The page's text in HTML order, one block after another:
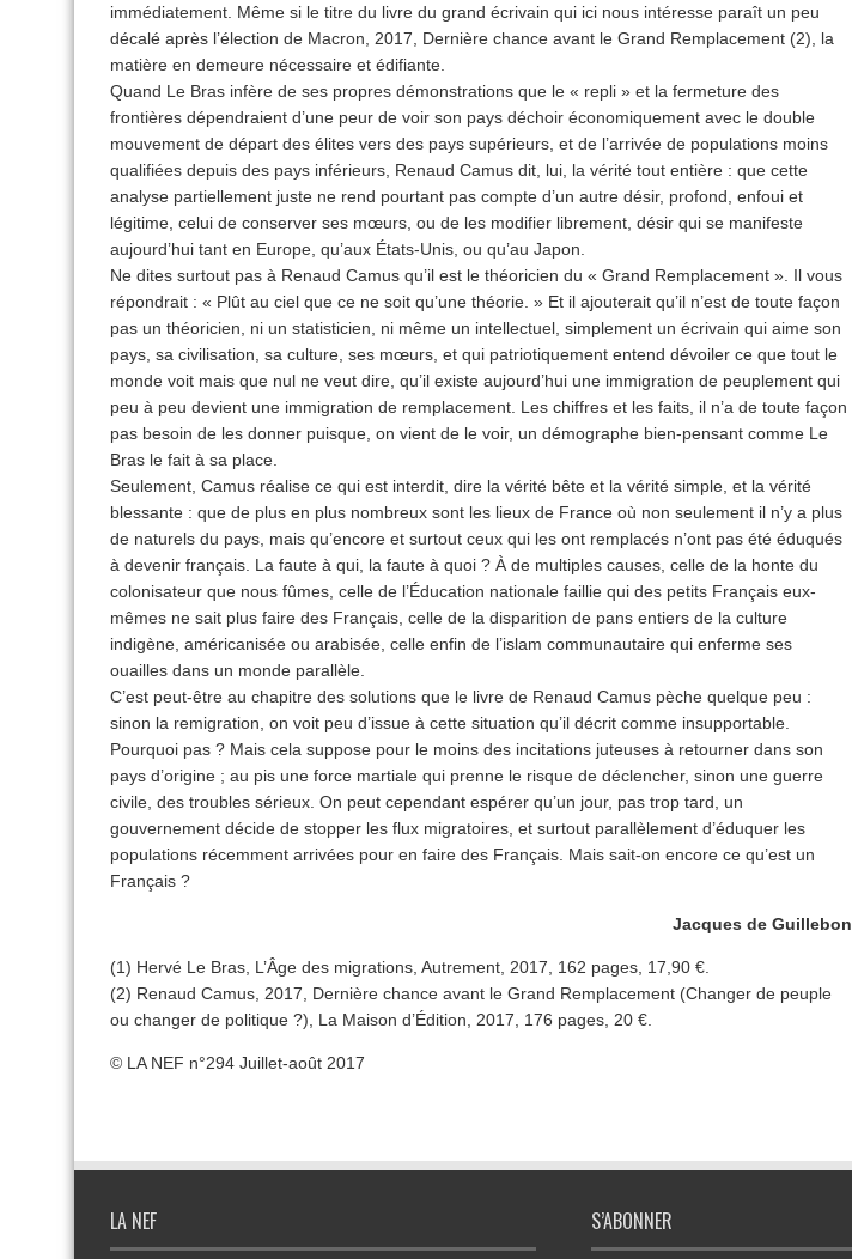
immédiatement. Même si le titre du livre du grand écrivain qui ici nous intéresse paraît un peu
décalé après l’élection de Macron, 2017, Dernière chance avant le Grand Remplacement (2), la
matière en demeure nécessaire et édifiante.
Quand Le Bras infère de ses propres démonstrations que le « repli » et la fermeture des
frontières dépendraient d’une peur de voir son pays déchoir économiquement avec le double
mouvement de départ des élites vers des pays supérieurs, et de l’arrivée de populations moins
qualifiées depuis des pays inférieurs, Renaud Camus dit, lui, la vérité tout entière : que cette
analyse partiellement juste ne rend pourtant pas compte d’un autre désir, profond, enfoui et
légitime, celui de conserver ses mœurs, ou de les modifier librement, désir qui se manifeste
aujourd’hui tant en Europe, qu’aux États-Unis, ou qu’au Japon.
Ne dites surtout pas à Renaud Camus qu’il est le théoricien du « Grand Remplacement ». Il vous
répondrait : « Plût au ciel que ce ne soit qu’une théorie. » Et il ajouterait qu’il n’est de toute façon
pas un théoricien, ni un statisticien, ni même un intellectuel, simplement un écrivain qui aime son
pays, sa civilisation, sa culture, ses mœurs, et qui patriotiquement entend dévoiler ce que tout le
monde voit mais que nul ne veut dire, qu’il existe aujourd’hui une immigration de peuplement qui
peu à peu devient une immigration de remplacement. Les chiffres et les faits, il n’a de toute façon
pas besoin de les donner puisque, on vient de le voir, un démographe bien-pensant comme Le
Bras le fait à sa place.
Seulement, Camus réalise ce qui est interdit, dire la vérité bête et la vérité simple, et la vérité
blessante : que de plus en plus nombreux sont les lieux de France où non seulement il n’y a plus
de naturels du pays, mais qu’encore et surtout ceux qui les ont remplacés n’ont pas été éduqués
à devenir français. La faute à qui, la faute à quoi ? À de multiples causes, celle de la honte du
colonisateur que nous fûmes, celle de l’Éducation nationale faillie qui des petits Français eux-
mêmes ne sait plus faire des Français, celle de la disparition de pans entiers de la culture
indigène, américanisée ou arabisée, celle enfin de l’islam communautaire qui enferme ses
ouailles dans un monde parallèle.
C’est peut-être au chapitre des solutions que le livre de Renaud Camus pèche quelque peu :
sinon la remigration, on voit peu d’issue à cette situation qu’il décrit comme insupportable.
Pourquoi pas ? Mais cela suppose pour le moins des incitations juteuses à retourner dans son
pays d’origine ; au pis une force martiale qui prenne le risque de déclencher, sinon une guerre
civile, des troubles sérieux. On peut cependant espérer qu’un jour, pas trop tard, un
gouvernement décide de stopper les flux migratoires, et surtout parallèlement d’éduquer les
populations récemment arrivées pour en faire des Français. Mais sait-on encore ce qu’est un
Français ?
Jacques de Guillebon
(1) Hervé Le Bras, L’Âge des migrations, Autrement, 2017, 162 pages, 17,90 €.
(2) Renaud Camus, 2017, Dernière chance avant le Grand Remplacement (Changer de peuple
ou changer de politique ?), La Maison d’Édition, 2017, 176 pages, 20 €.
© LA NEF n°294 Juillet-août 2017
LA NEF S’ABONNER